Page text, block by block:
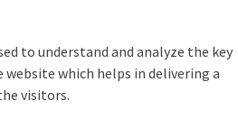
to understand and analyze the key
which helps in delivering a
visitors.